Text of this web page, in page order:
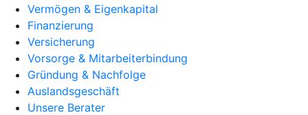
Vermögen & Eigenkapital
Finanzierung
Versicherung
Vorsorge & Mitarbeiterbindung
Gründung & Nachfolge
Auslandsgeschäft
Unsere Berater